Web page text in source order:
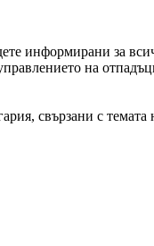
информирани за
на
свързани с темата